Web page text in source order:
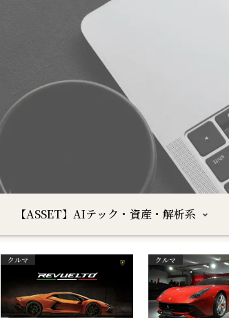
【ASSET】AIテック・資産・解析系
クルマ クルマ